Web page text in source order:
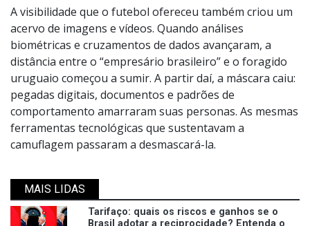
A visibilidade que o futebol ofereceu também criou um
acervo de imagens e vídeos. Quando análises
biométricas e cruzamentos de dados avançaram, a
distância entre o “empresário brasileiro” e o foragido
uruguaio começou a sumir. A partir daí, a máscara caiu:
pegadas digitais, documentos e padrões de
comportamento amarraram suas personas. As mesmas
ferramentas tecnológicas que sustentavam a
camuflagem passaram a desmascará-la.
MAIS LIDAS
Tarifaço: quais os riscos e ganhos se o